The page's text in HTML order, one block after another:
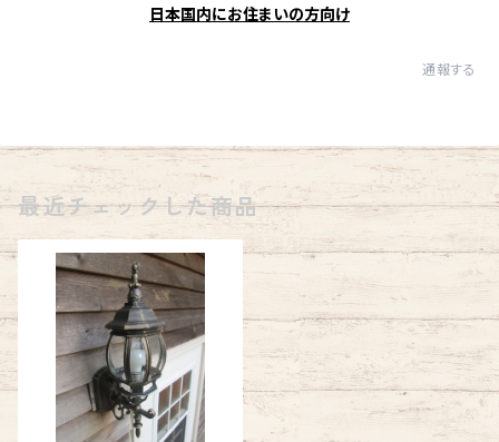
日本国内にお住まいの方向け
通報する
最近チェックした商品